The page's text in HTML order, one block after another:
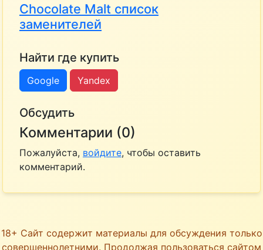
Chocolate Malt список
заменителей
Найти где купить
Google Yandex
Обсудить
Комментарии (0)
Пожалуйста, войдите, чтобы оставить
комментарий.
18+ Сайт содержит материалы для обсуждения только
совершеннолетними. Продолжая пользоваться сайтом